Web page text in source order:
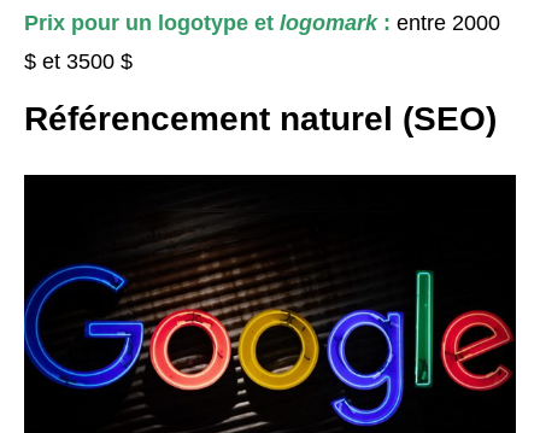
Prix pour un logotype et logomark : entre 2000
$ et 3500 $
Référencement naturel (SEO)